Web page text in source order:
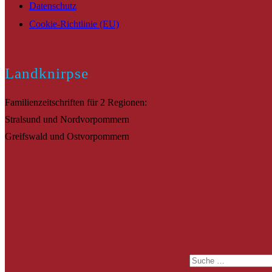
Datenschutz
Cookie-Richtlinie (EU)
Landknirpse
Familienzeitschriften für 2 Regionen:
Stralsund und Nordvorpommern
Greifswald und Ostvorpommern